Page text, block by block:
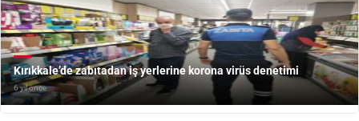
Kırıkkale’de zabıtadan iş yerlerine korona virüs denetimi
6 yıl önce